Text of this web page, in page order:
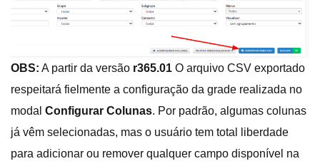
OBS: A partir da versão r365.01 O arquivo CSV exportado
respeitará fielmente a configuração da grade realizada no
modal Configurar Colunas. Por padrão, algumas colunas
já vêm selecionadas, mas o usuário tem total liberdade
para adicionar ou remover qualquer campo disponível na